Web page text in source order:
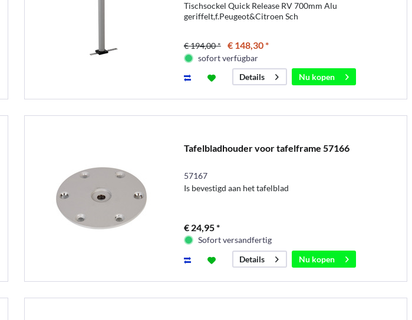
Tischsockel Quick Release RV 700mm Alu
geriffelt,f.Peugeot&Citroen Sch
€ 194,00 * € 148,30 *
sofort verfügbar
Details
Nu kopen
Tafelbladhouder voor tafelframe 57166
57167
Is bevestigd aan het tafelblad
€ 24,95 *
Sofort versandfertig
Details
Nu kopen